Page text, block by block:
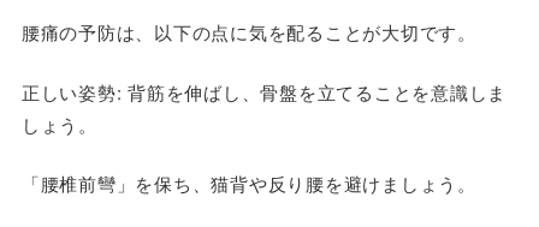
腰痛の予防は、以下の点に気を配ることが大切です。
正しい姿勢: 背筋を伸ばし、骨盤を立てることを意識しま
しょう。
「腰椎前彎」を保ち、猫背や反り腰を避けましょう。